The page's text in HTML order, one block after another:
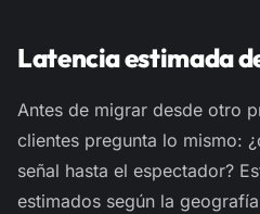
Latencia estimada
Antes de migrar desde otro
clientes pregunta lo mismo:
señal hasta el espectador?
estimados según la